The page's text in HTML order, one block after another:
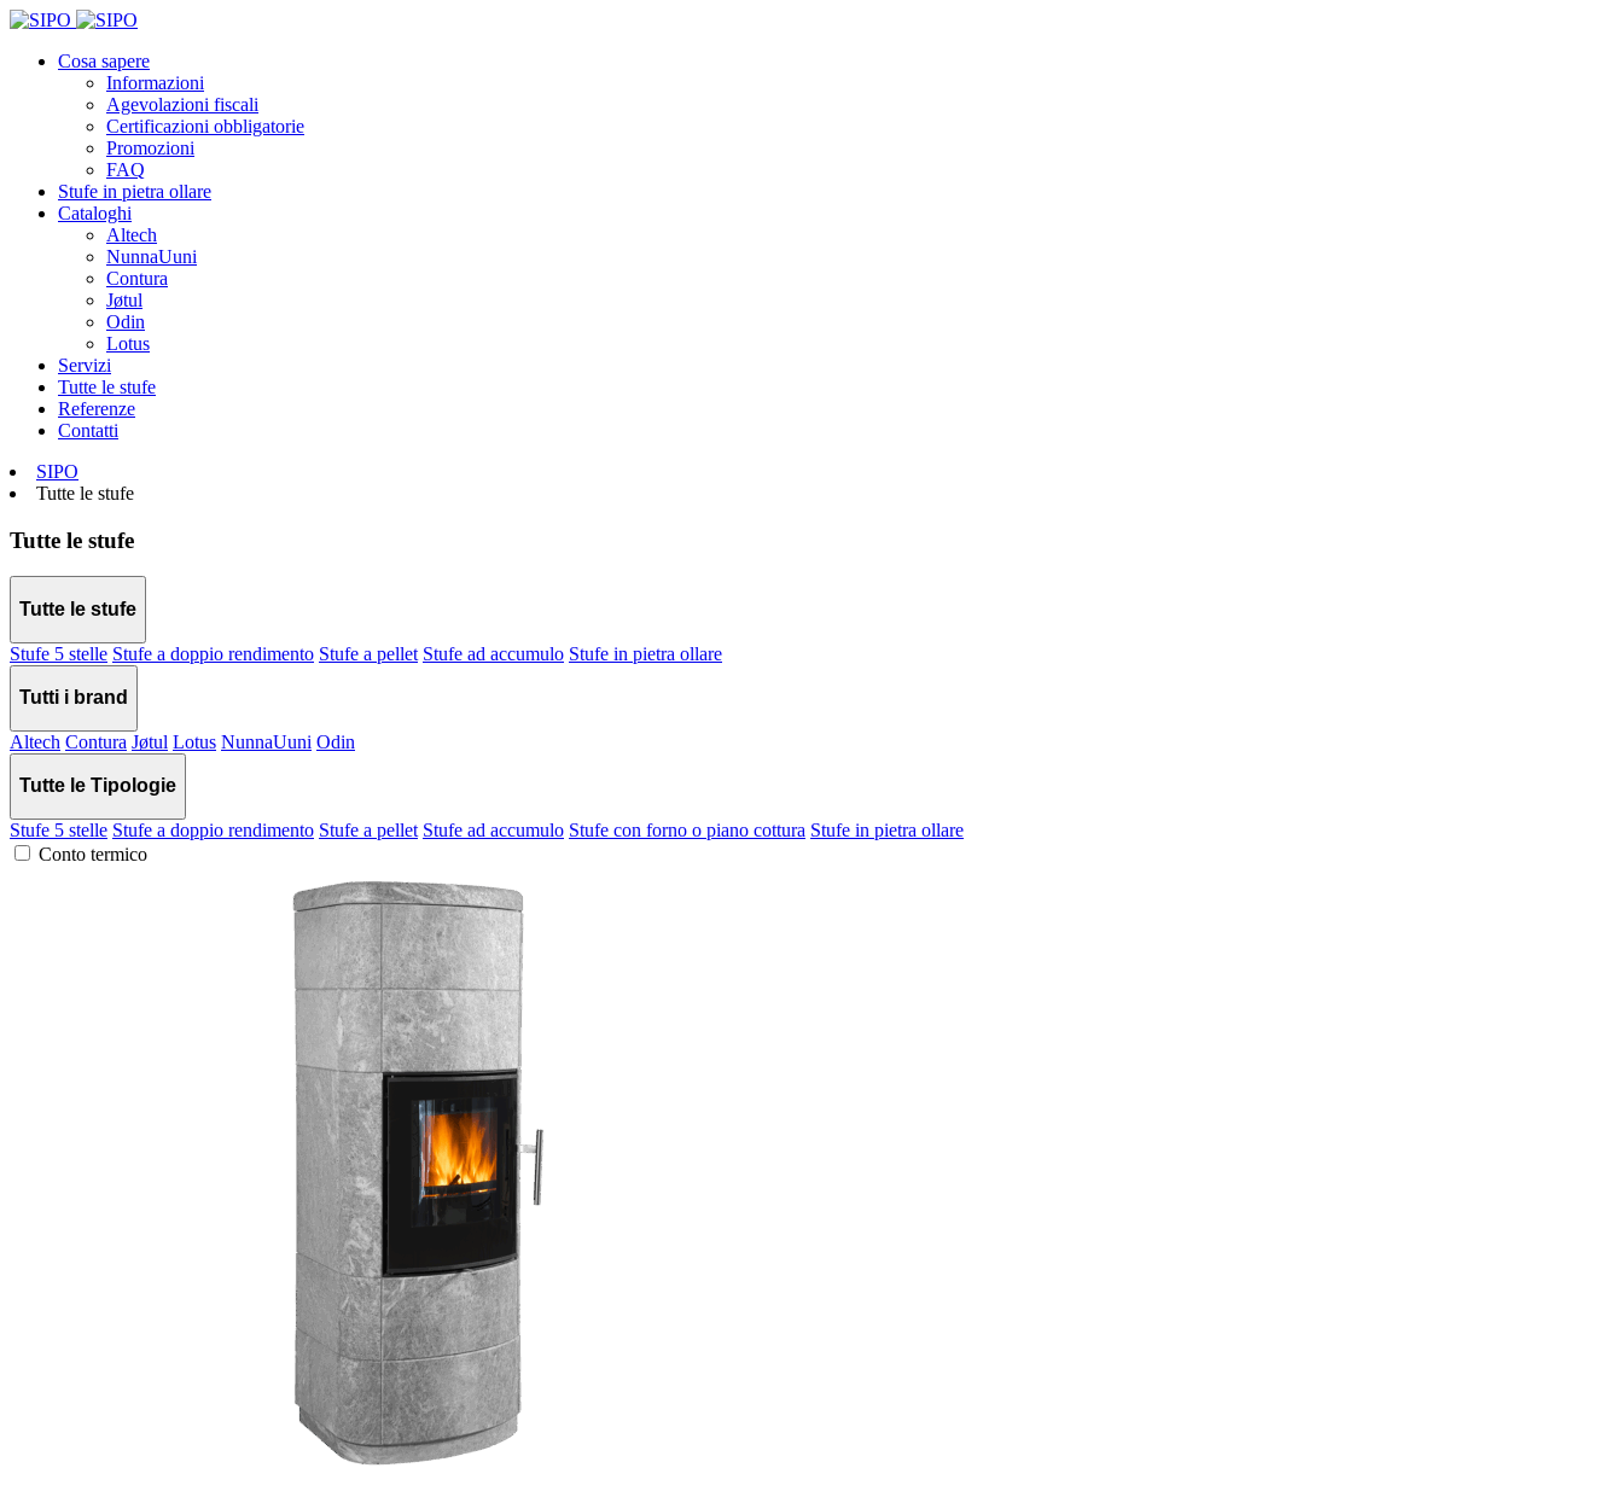
Cosa sapere
Informazioni
Agevolazioni fiscali
Certificazioni obbligatorie
Promozioni
FAQ
Stufe in pietra ollare
Cataloghi
Altech
NunnaUuni
Contura
Jøtul
Odin
Lotus
Servizi
Tutte le stufe
Referenze
Contatti
SIPO
Tutte le stufe
Tutte le stufe
Tutte le stufe
Stufe 5 stelle Stufe a doppio rendimento Stufe a pellet Stufe ad accumulo Stufe in pietra ollare
Tutti i brand
Altech Contura Jøtul Lotus NunnaUuni Odin
Tutte le Tipologie
Stufe 5 stelle Stufe a doppio rendimento Stufe a pellet Stufe ad accumulo Stufe con forno o piano cottura Stufe in pietra ollare
Conto termico